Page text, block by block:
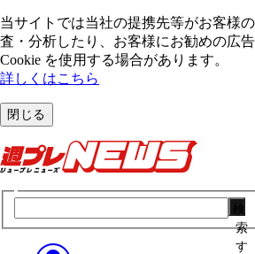
当サイトでは当社の提携先等がお客様
査・分析したり、お客様にお勧めの広
Cookie を使⽤する場合があります。
詳しくはこちら
閉じる
索
す